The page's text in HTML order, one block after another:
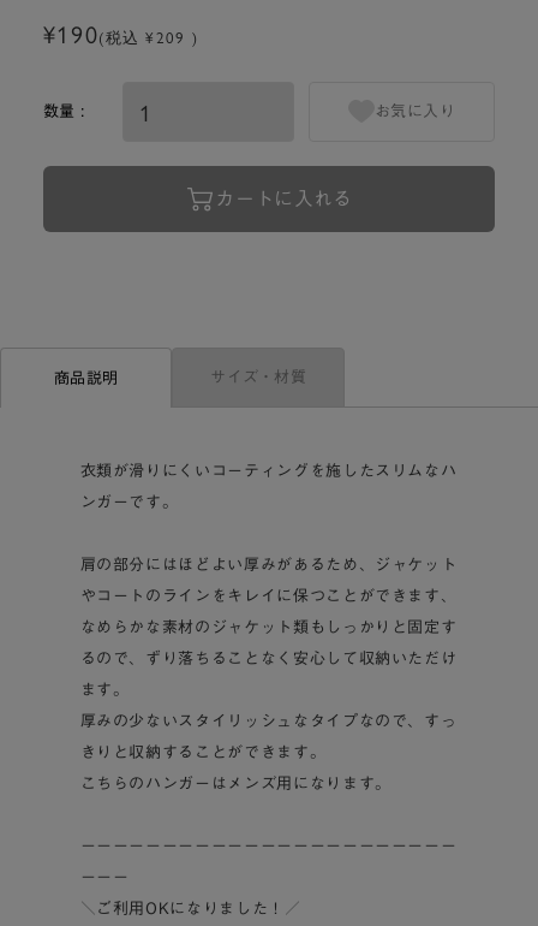
¥190(税込 ¥209 )
数量 :
カートに入れる
お気に入り
商品説明 サイズ・材質
衣類が滑りにくいコーティングを施したスリムなハ
ンガーです。
肩の部分にはほどよい厚みがあるため、ジャケット
やコートのラインをキレイに保つことができます、
なめらかな素材のジャケット類もしっかりと固定す
るので、ずり落ちることなく安心して収納いただけ
ます。
厚みの少ないスタイリッシュなタイプなので、すっ
きりと収納することができます。
こちらのハンガーはメンズ用になります。
－－－－－－－－－－－－－－－－－－－－－－－
－－－
＼ご利用OKになりました！／